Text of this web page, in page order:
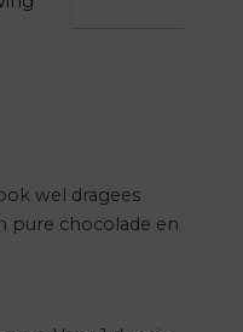
wel dragees
pure chocolade en